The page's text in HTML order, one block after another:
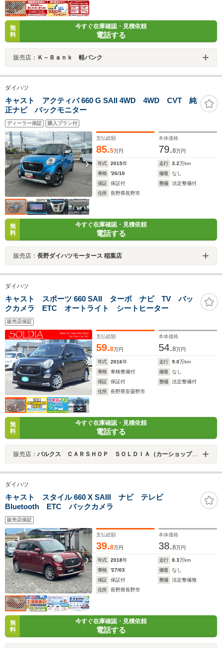
無
料
今すぐ在庫確認・見積依頼
電話する
販売店： Ｋ－Ｂａｎｋ 軽バンク
ダイハツ
キャスト アクティバ 660 G SAII 4WD 4WD CVT 純
正ナビ バックモニター
ディーラー保証 購入プラン付
支払総額
85.5万円
本体価格
79.8万円
年式 2015年 走行 3.2万km
車検
'26/10 修復
なし
保証
保証付 整備
法定整備付
住所
長野県長野市
無
料
今すぐ在庫確認・見積依頼
電話する
販売店： 長野ダイハツモータース 稲葉店
ダイハツ
キャスト スポーツ 660 SAII ターボ ナビ TV バッ
クカメラ ETC オートライト シートヒーター
販売店保証
支払総額
59.8万円
本体価格
54.8万円
年式 2016年 走行 9.0万km
車検
車検整備付 修復
なし
保証
保証付 整備
法定整備付
住所
長野県安曇野市
無
料
今すぐ在庫確認・見積依頼
電話する
販売店： バルクス ＣＡＲＳＨＯＰ ＳＯＬＤＩＡ（カーショップ ソルディア）
ダイハツ
キャスト スタイル 660 X SAIII ナビ テレビ
Bluetooth ETC バックカメラ
販売店保証
支払総額
39.8万円
本体価格
38.8万円
年式 2018年 走行 8.3万km
車検
'27/03 修復
なし
保証
保証付 整備
法定整備無
住所
長野県長野市
無
料
今すぐ在庫確認・見積依頼
電話する